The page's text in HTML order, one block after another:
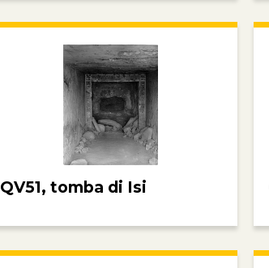
QV51, tomba di Isi